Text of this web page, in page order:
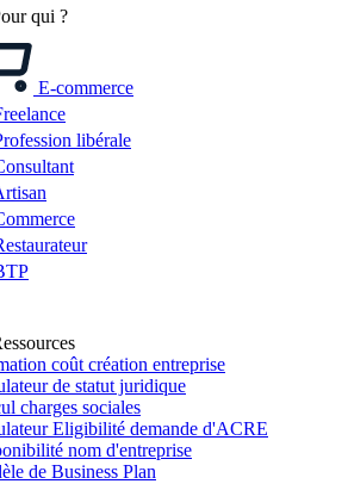
qui ?
E-commerce
libérale
coût création entreprise
de statut juridique
charges sociales
Eligibilité demande d'ACRE
nom d'entreprise
de Business Plan